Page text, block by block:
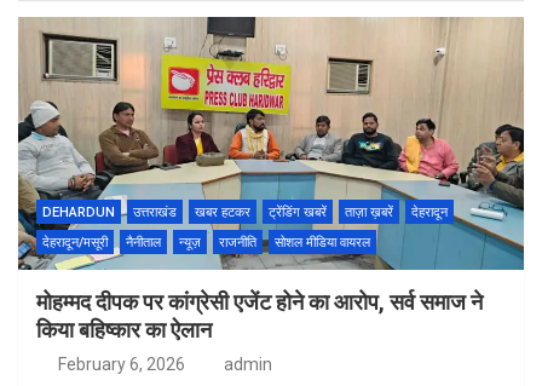
ce
b
o
o
k
at
s
A
p
p
tt
er
ar
e
DEHARDUN उत्तराखंड खबर हटकर ट्रेंडिंग खबरें ताज़ा ख़बरें
देहरादून
देहरादून/मसूरी
नैनीताल न्यूज़ राजनीति सोशल मीडिया वायरल
मोहम्मद दीपक पर कांग्रेसी एजेंट होने का आरोप, सर्व समाज ने
किया बहिष्कार का ऐलान
February 6, 2026 admin